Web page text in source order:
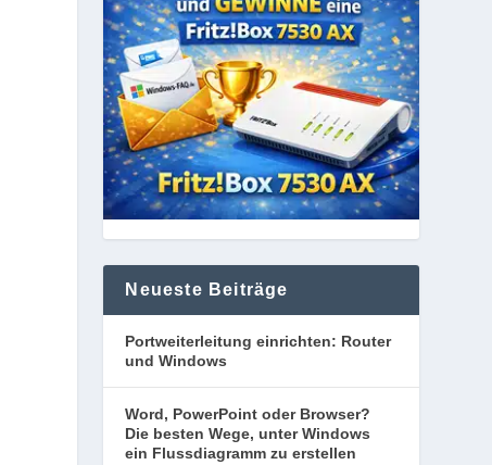
Neueste Beiträge
Portweiterleitung einrichten: Router
und Windows
Word, PowerPoint oder Browser?
Die besten Wege, unter Windows
ein Flussdiagramm zu erstellen